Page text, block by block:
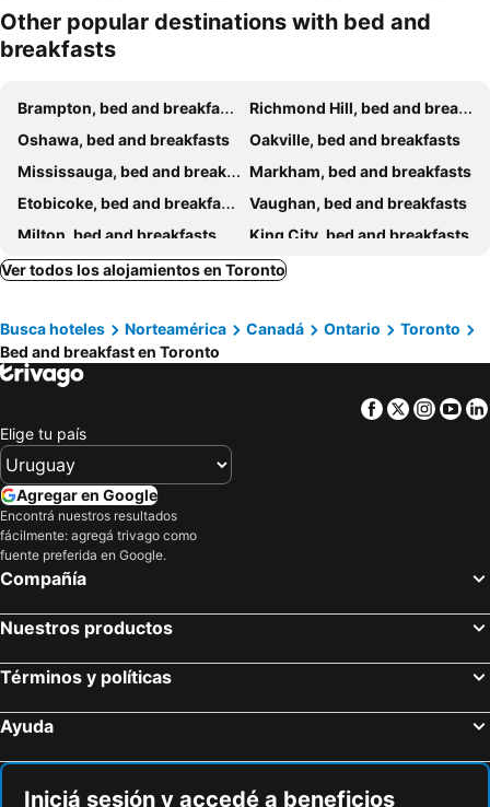
mascotas
miento
Other popular destinations with bed and
breakfasts
Brampton, bed and breakfasts
Richmond Hill, bed and breakfasts
Oshawa, bed and breakfasts
Oakville, bed and breakfasts
Mississauga, bed and breakfasts
Markham, bed and breakfasts
Etobicoke, bed and breakfasts
Vaughan, bed and breakfasts
Milton, bed and breakfasts
King City, bed and breakfasts
Thornhill, bed and breakfasts
Caledon East, bed and breakfasts
Ver todos los alojamientos en Toronto
Busca hoteles Norteamérica Canadá Ontario
Toronto
Bed and breakfast en Toronto
Facebook
Twitter
Elige tu país
Agregar en Google
Encontrá nuestros resultados
fácilmente: agregá trivago como
fuente preferida en Google.
Compañía
Nuestros productos
Términos y políticas
Ayuda
Iniciá sesión y accedé a beneficios